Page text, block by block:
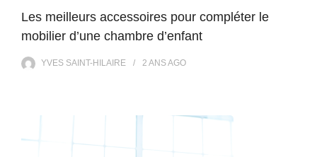
Les meilleurs accessoires pour compléter le
mobilier d’une chambre d’enfant
YVES SAINT-HILAIRE 2 ANSAGO